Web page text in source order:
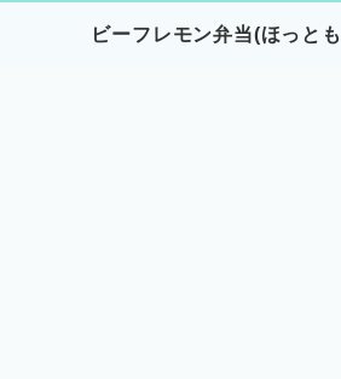
ビーフレモン弁当(ほっと